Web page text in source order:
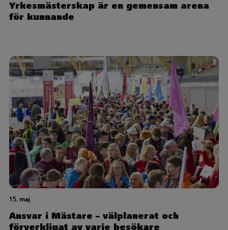
Yrkesmästerskap är en gemensam arena
för kunnande
15. maj
Ansvar i Mästare – välplanerat och
förverkligat av varje besökare